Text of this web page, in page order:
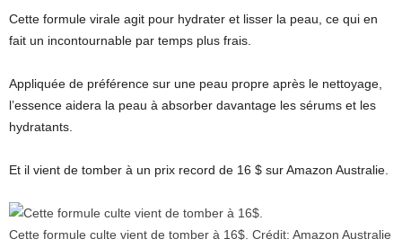
Cette formule virale agit pour hydrater et lisser la peau, ce qui en
fait un incontournable par temps plus frais.
Appliquée de préférence sur une peau propre après le nettoyage,
l’essence aidera la peau à absorber davantage les sérums et les
hydratants.
Et il vient de tomber à un prix record de 16 $ sur Amazon Australie.
Cette formule culte vient de tomber à 16$. Crédit: Amazon Australie